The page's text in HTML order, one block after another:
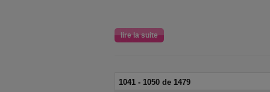
lire la suite
1041 - 1050 de 1479